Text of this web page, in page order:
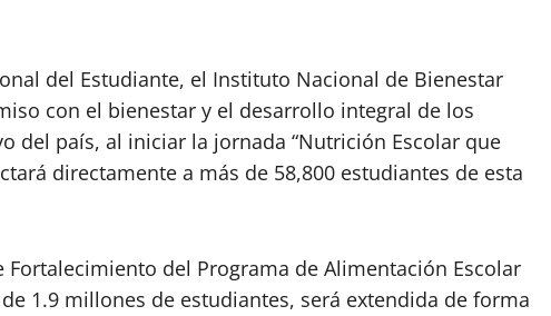
del Estudiante, el Instituto Nacional de Bienestar
con el bienestar y el desarrollo integral de los
del país, al iniciar la jornada “Nutrición Escolar que
directamente a más de 58,800 estudiantes de esta
del Programa de Alimentación Escolar
1.9 millones de estudiantes, será extendida de forma